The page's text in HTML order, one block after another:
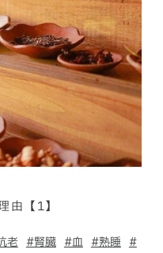
由【1】
老 #腎臓 #血 #熟睡
#